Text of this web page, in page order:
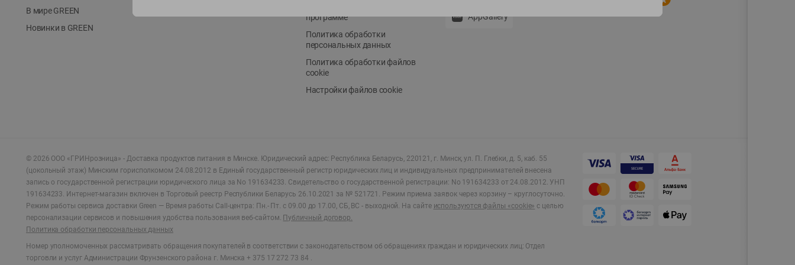
В мире GREEN
Новинки в GREEN
программе
Политика обработки
персональных данных
Политика обработки файлов
cookie
Настройки файлов cookie
AppGallery
© 2026 ООО «ГРИНрозница» - Доставка продуктов питания в Минске. Юридический адрес: Республика Беларусь, 220121, г. Минск, ул. П. Глебки, д. 5, каб. 55
(цокольный этаж) Минским горисполкомом 24.08.2012 в Единый государственный регистр юридических лиц и индивидуальных предпринимателей внесена
запись о государственной регистрации юридического лица за No 191634233. Свидетельство о государственной регистрации: No 191634233 от 24.08.2012. УНП
191634233. Интернет-магазин включен в Торговый реестр Республики Беларусь 26.10.2021 за № 521721. Режим приема заявок через корзину – круглосуточно.
Режим работы сервиса доставки Green — Время работы Call-центра: Пн.- Пт. с 09.00 до 17.00, СБ, ВС - выходной. На сайте используются файлы «cookie» с целью
персонализации сервисов и повышения удобства пользования веб-сайтом. Публичный договор.
Политика обработки персональных данных
Номер уполномоченных рассматривать обращения покупателей в соответствии с законодательством об обращениях граждан и юридических лиц: Отдел
торговли и услуг Администрации Фрунзенского района г. Минска + 375 17 272 73 84 .